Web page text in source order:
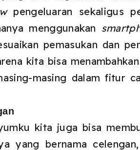
pengeluaran sekaligus
menggunakan
pemasukan dan
kita bisa
masing dalam fitur
kita juga bisa
yang bernama